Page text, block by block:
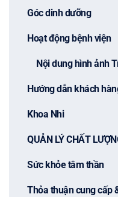
Góc dinh dưỡng
Hoạt động bệnh viện
Nội dung hình ảnh
Hướng dẫn khách
Khoa Nhi
QUẢN LÝ CHẤT
Sức khỏe tâm thần
Thỏa thuận cung cấp